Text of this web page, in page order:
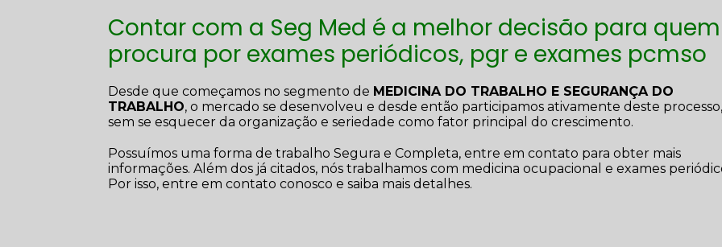
Contar com a Seg Med é a melhor decisão para quem
procura por exames periódicos, pgr e exames pcmso
Desde que começamos no segmento de MEDICINA DO TRABALHO E SEGURANÇA DO
TRABALHO, o mercado se desenvolveu e desde então participamos ativamente deste
sem se esquecer da organização e seriedade como fator principal do crescimento.
Possuímos uma forma de trabalho Segura e Completa, entre em contato para obter mais
informações. Além dos já citados, nós trabalhamos com medicina ocupacional e exames
Por isso, entre em contato conosco e saiba mais detalhes.